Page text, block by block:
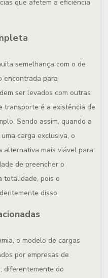
que afetem a eficiência
semelhança com o de
encontrada para
ser levados com outras
transporte é a existência de
Sendo assim, quando a
carga exclusiva, o
mais viável para
de preencher o
totalidade, pois o
disso.
o modelo de cargas
por empresas de
diferentemente do